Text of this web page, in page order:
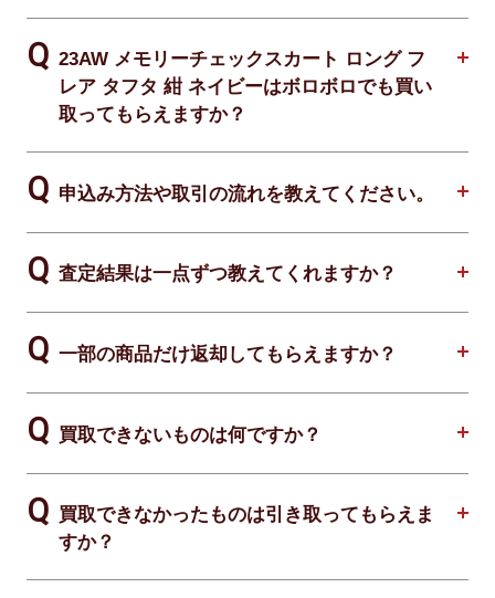
23AW メモリーチェックスカート ロング フ
レア タフタ 紺 ネイビーはボロボロでも買い
取ってもらえますか？
申込み方法や取引の流れを教えてください。
査定結果は一点ずつ教えてくれますか？
一部の商品だけ返却してもらえますか？
買取できないものは何ですか？
買取できなかったものは引き取ってもらえま
すか？